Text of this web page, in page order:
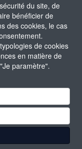
du site, de
bénéficier de
des cookies, le cas
de cookies
en matière de
paramètre".